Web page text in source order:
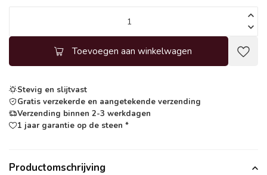
Toevoegen aan winkelwagen
Stevig en slijtvast
Gratis verzekerde en aangetekende verzending
Verzending binnen 2-3 werkdagen
1 jaar garantie op de steen *
Productomschrijving